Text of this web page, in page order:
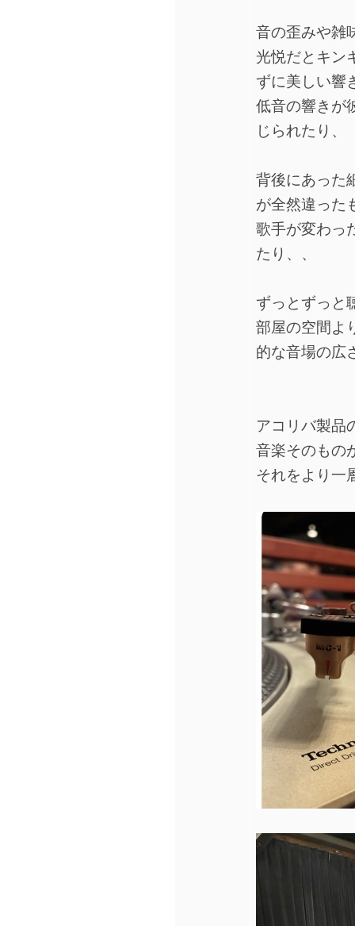
音の歪みや雑
光悦だとキン
ずに美しい響
低音の響きが
じられたり、
背後にあった
が全然違った
歌手が変わっ
たり、、
ずっとずっと
部屋の空間よ
的な音場の広
アコリバ製品
音楽そのもの
それをより一